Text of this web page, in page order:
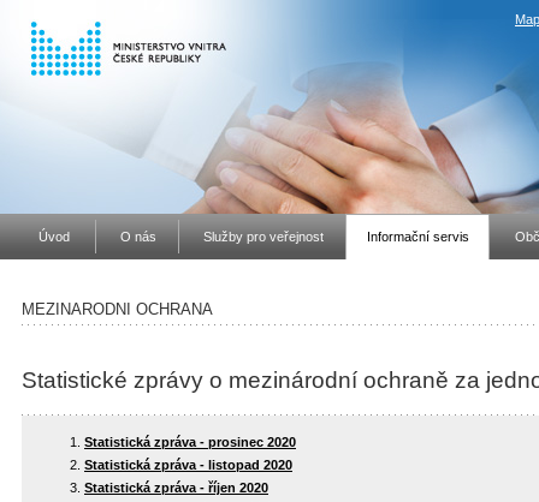
Úvod O nás Služby pro veřejnost Informační servis
MEZINARODNI OCHRANA
Statistické zprávy o mezinárodní ochraně za
Statistická zpráva - prosinec 2020
Statistická zpráva - listopad 2020
Statistická zpráva - říjen 2020